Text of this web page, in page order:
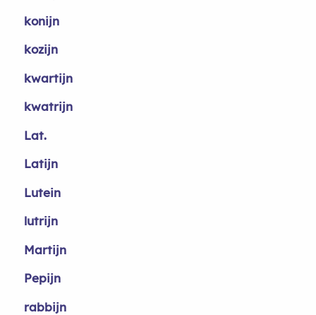
konijn
kozijn
kwartijn
kwatrijn
Lat.
Latijn
Lutein
lutrijn
Martijn
Pepijn
rabbijn